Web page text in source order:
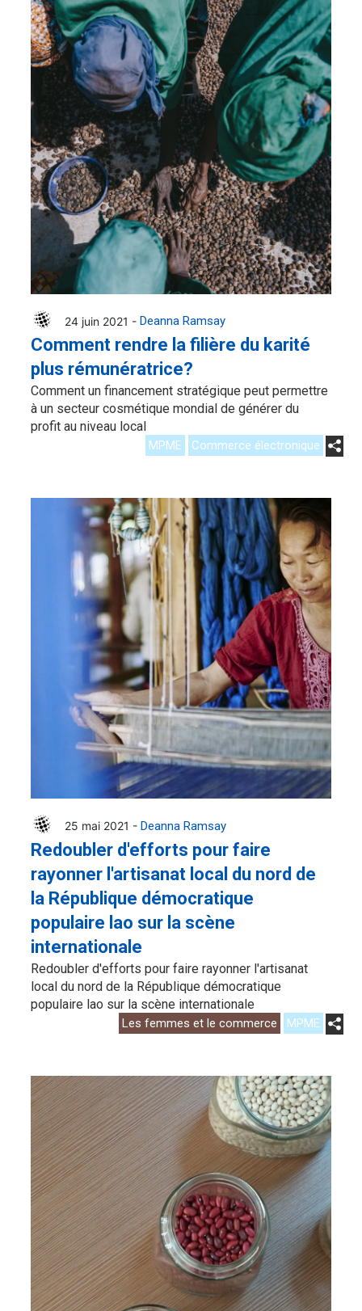
24 juin 2021 - Deanna Ramsay
Comment rendre la filière du karité
plus rémunératrice?
Comment un financement stratégique peut permettre
à un secteur cosmétique mondial de générer du
profit au niveau local
MPME Commerce électronique
25 mai 2021 - Deanna Ramsay
Redoubler d'efforts pour faire
rayonner l'artisanat local du nord de
la République démocratique
populaire lao sur la scène
internationale
Redoubler d'efforts pour faire rayonner l'artisanat
local du nord de la République démocratique
populaire lao sur la scène internationale
Les femmes et le commerce MPME